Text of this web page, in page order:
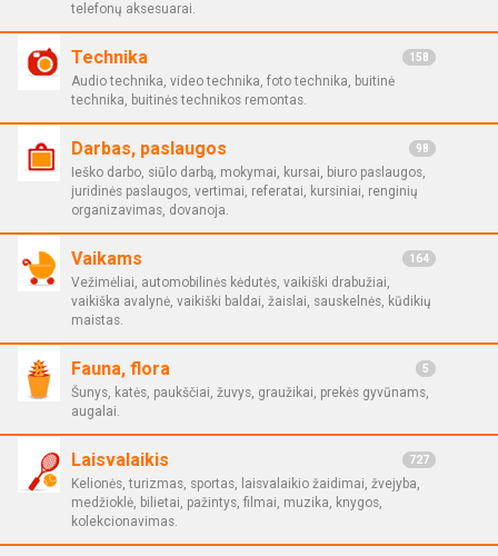
telefonų aksesuarai.
Technika 158
Audio technika, video technika, foto technika, buitinė
technika, buitinės technikos remontas.
Darbas, paslaugos 98
Ieško darbo, siūlo darbą, mokymai, kursai, biuro paslaugos,
juridinės paslaugos, vertimai, referatai, kursiniai, renginių
organizavimas, dovanoja.
Vaikams 164
Vežimėliai, automobilinės kėdutės, vaikiški drabužiai,
vaikiška avalynė, vaikiški baldai, žaislai, sauskelnės, kūdikių
maistas.
Fauna, flora 5
Šunys, katės, paukščiai, žuvys, graužikai, prekės gyvūnams,
augalai.
Laisvalaikis 727
Kelionės, turizmas, sportas, laisvalaikio žaidimai, žvejyba,
medžioklė, bilietai, pažintys, filmai, muzika, knygos,
kolekcionavimas.